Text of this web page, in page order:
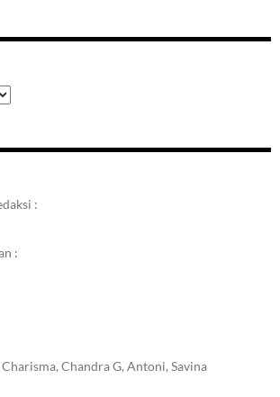
:
:
Chandra G, Antoni, Savina